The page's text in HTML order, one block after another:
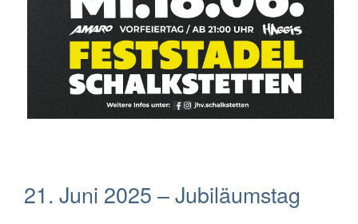
21. Juni 2025 – Jubiläumstag